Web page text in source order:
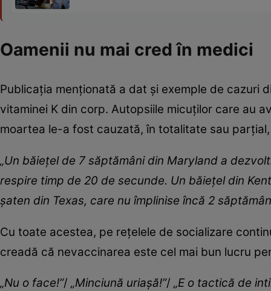
Oamenii nu mai cred în medici
Publicația menționată a dat și exemple de cazuri
vitaminei K din corp. Autopsiile micuților care au
moartea le-a fost cauzată, în totalitate sau
„Un băiețel de 7 săptămâni din Maryland a
respire timp de 20 de secunde. Un băiețel din
șaten din Texas, care nu împlinise încă 2
Cu toate acestea, pe rețelele de socializare
creadă că nevaccinarea este cel mai bun lucru
„Nu o face!”/ „Minciună uriașă!”/ „E o tactică de